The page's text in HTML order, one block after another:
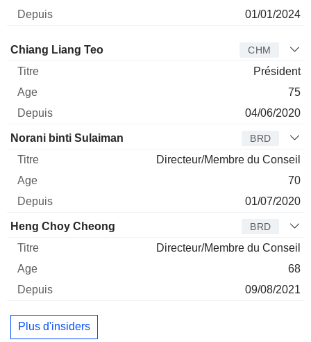
01/01/2024
Administrateur Titre
Chiang Liang Teo CHM
Président
75
04/06/2020
Norani binti Sulaiman BRD
Directeur/Membre du Conseil
70
01/07/2020
Heng Choy Cheong BRD
Directeur/Membre du Conseil
68
09/08/2021
Plus d'insiders